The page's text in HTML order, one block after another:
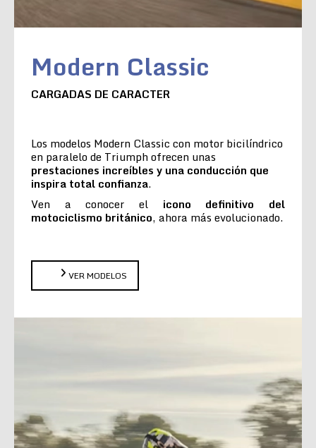
Modern Classic
CARGADAS DE CARACTER
Los modelos Modern Classic con motor bicilíndrico
en paralelo de Triumph ofrecen unas
prestaciones increíbles y una conducción que
inspira total confianza.
Ven a conocer el icono definitivo del
motociclismo británico, ahora más evolucionado.
VER MODELOS